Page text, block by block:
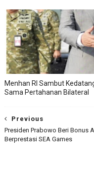
Menhan RI Sambut
Sama Pertahanan Bilateral
Previous
Presiden Prabowo Beri Bonus
Berprestasi SEA Games